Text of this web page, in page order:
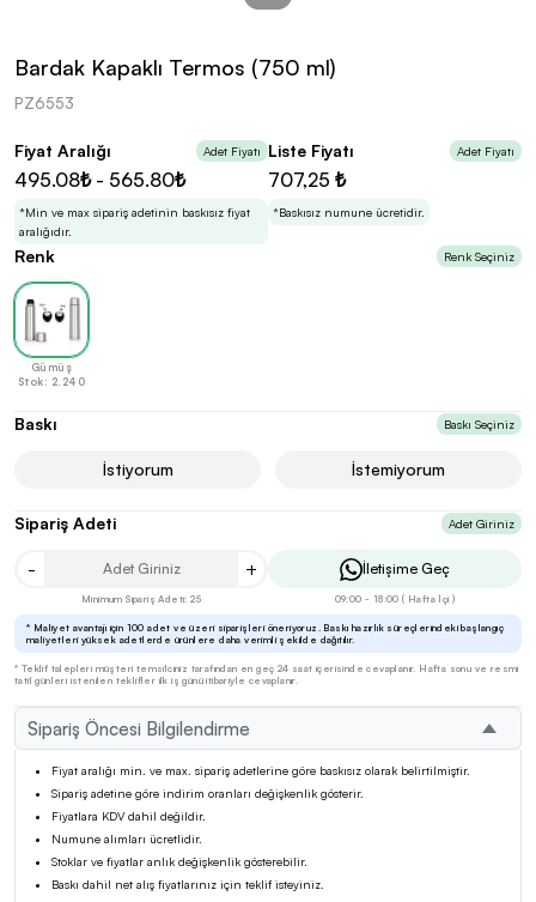
kolayca belirleyebilirsin.
En Uygun Fiyatlarla
Teklif Al!
3 Promozone’da bulduktan sonra, uzman ekibimiz
sadece sitemiz üzerinden teklif almanı bekliyor.
Bardak Kapaklı Termos (750 ml)
PZ6553
Fiyat Aralığı Adet Fiyatı
495.08₺ - 565.80₺
*Min ve max sipariş adetinin baskısız fiyat
aralığıdır.
Liste Fiyatı Adet Fiyatı
707,25 ₺
*Baskısız numune ücretidir.
Sipariş Öncesi Bilgilendirme
Fiyat aralığı min. ve max. sipariş adetlerine göre baskısız olarak belirtilmiştir.
Sipariş adetine göre indirim oranları değişkenlik gösterir.
Fiyatlara KDV dahil değildir.
Numune alımları ücretlidir.
Stoklar ve fiyatlar anlık değişkenlik gösterebilir.
Baskı dahil net alış fiyatlarınız için teklif isteyiniz.
Renk Renk Seçiniz
Gümüş
Stok: 2.240
Baskı Baskı Seçiniz
İstiyorum İstemiyorum
Sipariş Adeti Adet Giriniz
- +
Minimum Sipariş Adeti: 25
İletişime Geç
09:00 - 18:00 ( Hafta İçi )
* Maliyet avantajı için 100 adet ve üzeri siparişleri öneriyoruz. Baskı hazırlık süreçlerindeki başlangıç
maliyetleri yüksek adetlerde ürünlere daha verimli şekilde dağıtılır.
* Teklif talepleri müşteri temsilciniz tarafından en geç 24 saat içerisinde cevaplanır. Hafta sonu ve resmi
tatil günleri istenilen teklifler ilk iş günü itibariyle cevaplanır.